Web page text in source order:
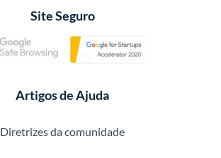
Site Seguro
Artigos de Ajuda
Diretrizes da comunidade